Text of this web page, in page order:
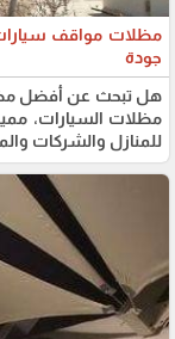
مظلات مواقف سيارات
جودة
هل تبحث عن أفضل
مظلات السيارات،
للمنازل والشركات